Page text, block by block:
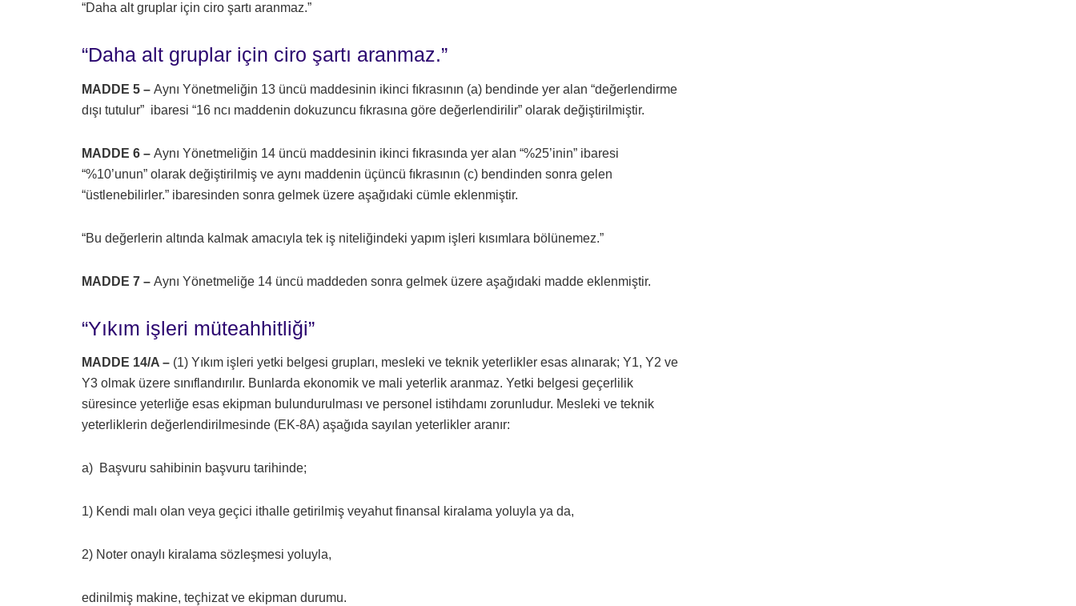
“Daha alt gruplar için ciro şartı aranmaz.”
“Daha alt gruplar için ciro şartı aranmaz.”
MADDE 5 – Aynı Yönetmeliğin 13 üncü maddesinin ikinci fıkrasının (a) bendinde yer alan “değerlendirme
dışı tutulur” ibaresi “16 ncı maddenin dokuzuncu fıkrasına göre değerlendirilir” olarak değiştirilmiştir.
MADDE 6 – Aynı Yönetmeliğin 14 üncü maddesinin ikinci fıkrasında yer alan “%25’inin” ibaresi
“%10’unun” olarak değiştirilmiş ve aynı maddenin üçüncü fıkrasının (c) bendinden sonra gelen
“üstlenebilirler.” ibaresinden sonra gelmek üzere aşağıdaki cümle eklenmiştir.
“Bu değerlerin altında kalmak amacıyla tek iş niteliğindeki yapım işleri kısımlara bölünemez.”
MADDE 7 – Aynı Yönetmeliğe 14 üncü maddeden sonra gelmek üzere aşağıdaki madde eklenmiştir.
“Yıkım işleri müteahhitliği”
MADDE 14/A – (1) Yıkım işleri yetki belgesi grupları, mesleki ve teknik yeterlikler esas alınarak; Y1, Y2 ve
Y3 olmak üzere sınıflandırılır. Bunlarda ekonomik ve mali yeterlik aranmaz. Yetki belgesi geçerlilik
süresince yeterliğe esas ekipman bulundurulması ve personel istihdamı zorunludur. Mesleki ve teknik
yeterliklerin değerlendirilmesinde (EK-8A) aşağıda sayılan yeterlikler aranır:
a) Başvuru sahibinin başvuru tarihinde;
1) Kendi malı olan veya geçici ithalle getirilmiş veyahut finansal kiralama yoluyla ya da,
2) Noter onaylı kiralama sözleşmesi yoluyla,
edinilmiş makine, teçhizat ve ekipman durumu.